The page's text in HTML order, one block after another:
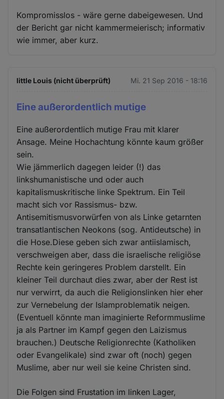
Kompromisslos - wäre gerne dabeigewesen. Und
der Bericht gar nicht kammermeierisch; informativ
wie immer, aber kurz.
little Louis (nicht überprüft) Mi. 21 Sep 2016 - 18:16
Eine außerordentlich mutige
Eine außerordentlich mutige Frau mit klarer
Ansage. Meine Hochachtung könnte kaum größer
sein.
Wie jämmerlich dagegen leider (!) das
linkshumanistische und oder auch
kapitalismuskritische linke Spektrum. Ein Teil
macht sich vor Rassismus- bzw.
Antisemitismusvorwürfen von als Linke getarnten
transatlantischen Neokons (sog. Antideutsche) in
die Hose.Diese geben sich zwar antiislamisch,
verschweigen aber, dass die israelische religiöse
Rechte kein geringeres Problem darstellt. Ein
kleiner Teil durchaut dies zwar, aber der Rest ist
nur verwirrt, da auch die Religionslinken hier eher
zur Vernebelung der Islamproblematik neigen.
(Eventuell könnte man imaginierte Reformmuslime
ja als Partner im Kampf gegen den Laizismus
brauchen.) Deutsche Religionrechte (Katholiken
oder Evangelikale) sind zwar oft (noch) gegen
Muslime, aber nur weil sie keine Christen sind.
Die Folgen sind Frustation im linken Lager,